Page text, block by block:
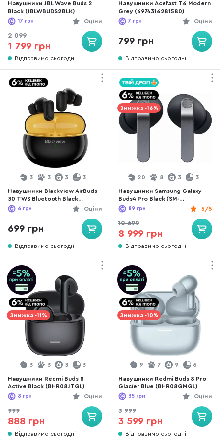
Навушники JBL Wave Buds 2
Black (JBLWBUDS2BLK)
Оціни
17 грн
2 099
1 799 грн
Відправимо сьогодні
Навушники Acefast T6 Modern
Grey (6974316281580)
Оціни
7 грн
799 грн
Відправимо сьогодні
3 3 3 3
Навушники Blackview AirBuds
30 TWS Bluetooth Black
(6931548317890)
Оціни
6 грн
699 грн
Відправимо сьогодні
Знижка -16%
20 8 3 3
Навушники Samsung Galaxy
Buds4 Pro Black (SM-
R640NZKASEK)
5/5
89 грн
10 699
8 999 грн
Відправимо сьогодні
Знижка -11%
3 3 3 3
Навушники Redmi Buds 8
Active Black (BHR08JTGL)
Оціни
8 грн
999
888 грн
Відправимо сьогодні
Знижка -10%
9 7 9 6
Навушники Redmi Buds 8 Pro
Glacier Blue (BHR08GMGL)
Оціни
35 грн
3 999
3 599 грн
Відправимо сьогодні